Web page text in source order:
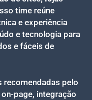
time reúne
e experiência
e tecnologia para
e fáceis de
recomendadas pelo
page, integração